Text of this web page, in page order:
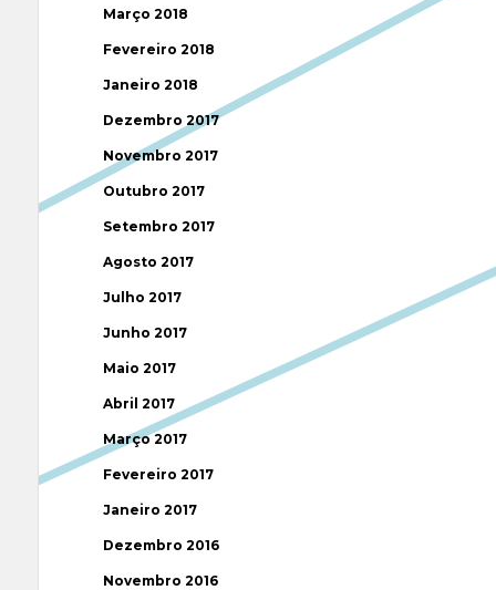
Março 2018
Fevereiro 2018
Janeiro 2018
Dezembro 2017
Novembro 2017
Outubro 2017
Setembro 2017
Agosto 2017
Julho 2017
Junho 2017
Maio 2017
Abril 2017
Março 2017
Fevereiro 2017
Janeiro 2017
Dezembro 2016
Novembro 2016